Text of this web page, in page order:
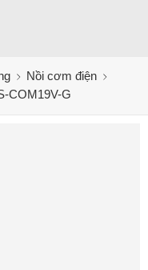
Nồi cơm điện
COM19V-G